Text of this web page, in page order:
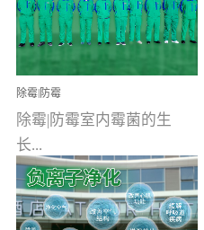
多彩的家居产品和生活情
调，但也带来了以甲醛为
首的室内...
除霉|防霉
除霉|防霉室内霉菌的生
长...
受温度、湿度、基质养